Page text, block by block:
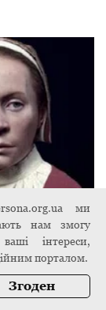
"жінки-
шиї і
ми
нам змогу
інтереси,
порталом.
Згоден